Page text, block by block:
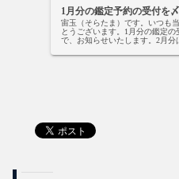
1月分の鑑定予約の受付を
宙玉（そらたま）です。いつも
とうございます。1月分の鑑定
で、お知らせいたします。2月分